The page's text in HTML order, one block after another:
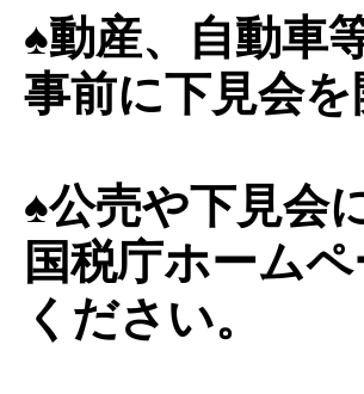
♠動産、自動車
事前に下見会
♠公売や下見会
国税庁ホーム
ください。